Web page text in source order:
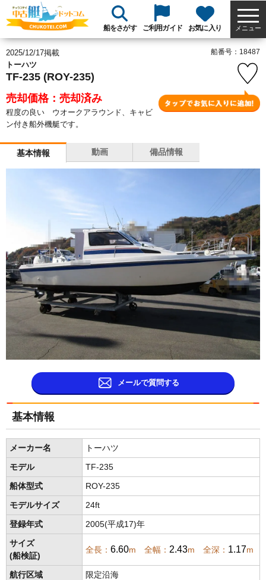
船をさがす ご利用ガイド お気に入り メニュー
2025/12/17掲載
トーハツ
TF-235 (ROY-235)
売却価格：売却済み
程度の良い ウオークアラウンド、キャビ
ン付き船外機艇です。
船番号：18487
基本情報 動画 備品情報
メールで質問する
基本情報
メーカー名 トーハツ
モデル TF-235
船体型式 ROY-235
モデルサイズ 24ft
登録年式 2005(平成17)年
サイズ
(船検証)
全長： 6.60m 全幅： 2.43m 全深： 1.17m
航行区域 限定沿海